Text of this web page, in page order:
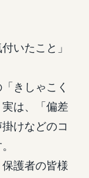
いたこと」
きしゃこく
は、「偏差
けなどのコ
護者の皆様